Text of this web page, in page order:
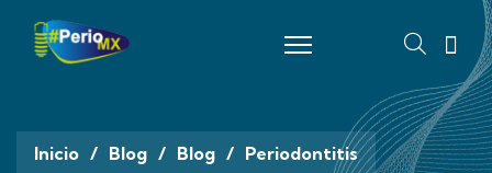
fas
glass
Inicio Blog Blog Periodontitis